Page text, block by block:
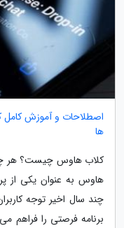
اصطلاحات و آموزش کامل
ها
کلاب هاوس چیست؟ هر
هاوس به عنوان یکی از
چند سال اخیر توجه
برنامه فرصتی را فراهم